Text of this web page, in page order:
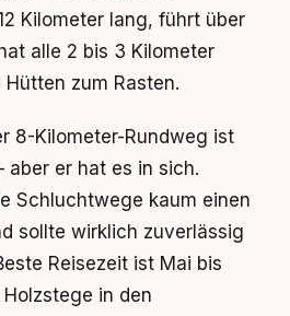
Kilometer lang, führt über
alle 2 bis 3 Kilometer
zum Rasten.
8-Kilometer-Rundweg ist
aber er hat es in sich.
Schluchtwege kaum einen
sollte wirklich zuverlässig
Reisezeit ist Mai bis
in den